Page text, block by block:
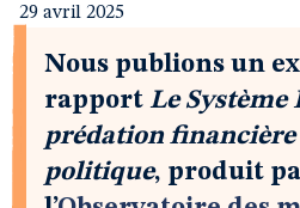
29 avril 2025
Nous publions un
rapport Le Système
prédation financière
politique, produit